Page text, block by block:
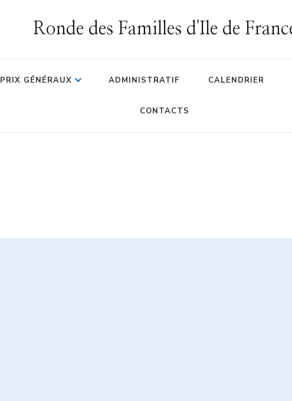
Ronde des Familles d'Ile de
PRIX GÉNÉRAUX ADMINISTRATIF CALENDRIER
CONTACTS